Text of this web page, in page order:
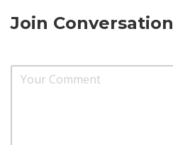
Join Conversation